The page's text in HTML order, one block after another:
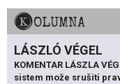
KOLUMNA
LÁSZLÓ VÉGEL
KOMENTAR LÁSZLA
sistem može srušiti